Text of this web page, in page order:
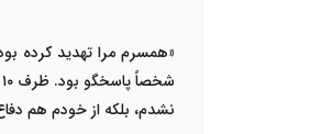
«همسرم مرا تهدید کرده
شخصاً پاسخگو بود. ظرف۱۰
نشدم، بلکه از خودم هم